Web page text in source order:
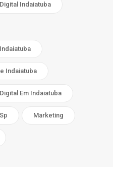
Indaiatuba
Indaiatuba
Em Indaiatuba
Marketing